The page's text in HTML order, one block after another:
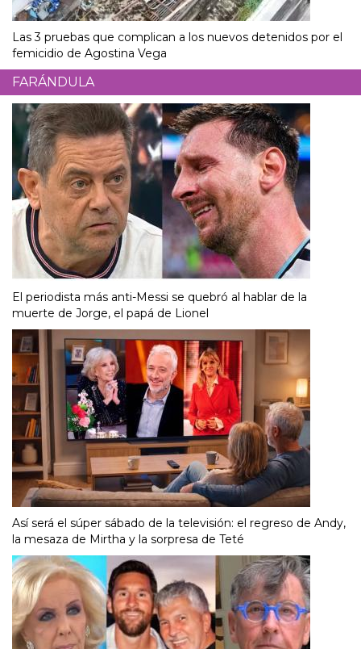
Las 3 pruebas que complican a los nuevos detenidos por el
femicidio de Agostina Vega
FARÁNDULA
El periodista más anti-Messi se quebró al hablar de la
muerte de Jorge, el papá de Lionel
Así será el súper sábado de la televisión: el regreso de Andy,
la mesaza de Mirtha y la sorpresa de Teté